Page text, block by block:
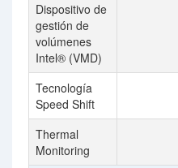
Dispositivo de
gestión de
volúmenes
Intel® (VMD)
Tecnología
Speed Shift
Thermal
Monitoring